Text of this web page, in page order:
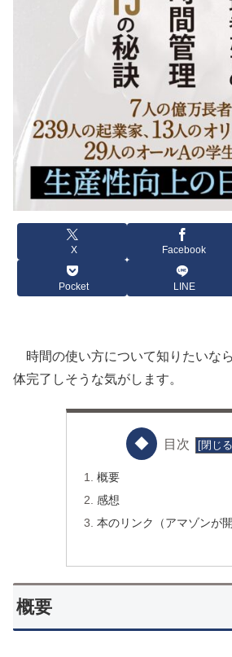
X Facebook
Pocket LINE
時間の使い方について知りたいな
体完了しそうな気がします。
目次
概要
感想
本のリンク（アマゾンが開
概要